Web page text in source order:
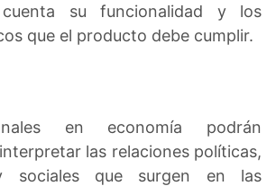
su funcionalidad y los
que el producto debe cumplir.
en economía podrán
las relaciones políticas,
sociales que surgen en las